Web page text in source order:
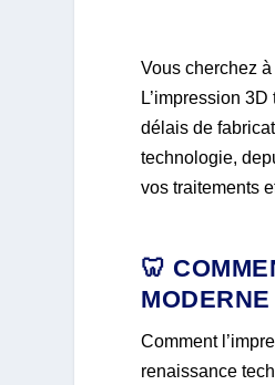
Vous cherchez à
L’impression
délais de
technologie,
vos traitements
🦷
MODERNE
Comment
renaissance